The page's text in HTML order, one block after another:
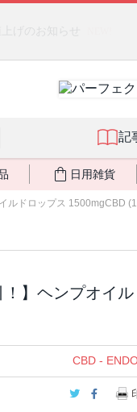
記
日用雑貨
ルドロップス 1500mgCBD
】ヘンプオイ
CBD -
Twitter